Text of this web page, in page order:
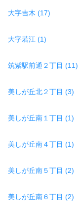
大字吉木 (17)
大字若江 (1)
筑紫駅前通２丁目 (11)
美しが丘北２丁目 (3)
美しが丘南１丁目 (1)
美しが丘南４丁目 (1)
美しが丘南５丁目 (2)
美しが丘南６丁目 (2)